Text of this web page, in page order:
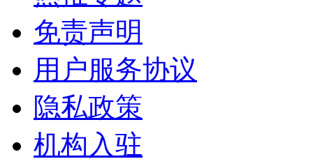
免责声明
用户服务协议
隐私政策
机构入驻